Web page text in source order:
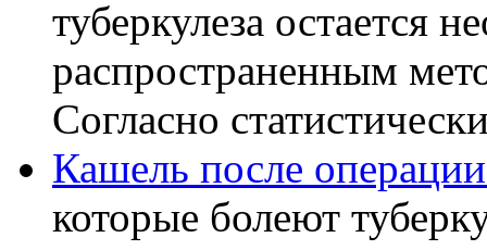
туберкулеза остается
распространенным
Согласно
Кашель после
которые болеют